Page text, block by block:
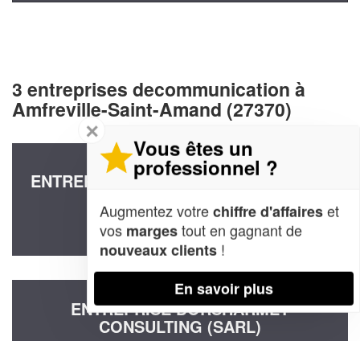
3 entreprises decommunication à
Amfreville-Saint-Amand (27370)
ENTREPRISE LACINO CONSEILS (SAS)
16 Rue De La Grande Mare
27370 Amfreville-Saint-Amand
ENTREPRISE DORSHARMET
CONSULTING (SARL)
✕
Vous êtes un
professionnel ?
Augmentez votrechiffre d'affaireset
vos margestout en gagnant de
nouveaux clients !
En savoir plus